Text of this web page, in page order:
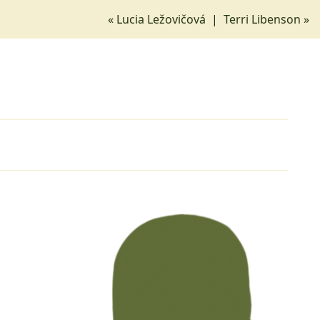
« Lucia Ležovičová | Terri Libenson »